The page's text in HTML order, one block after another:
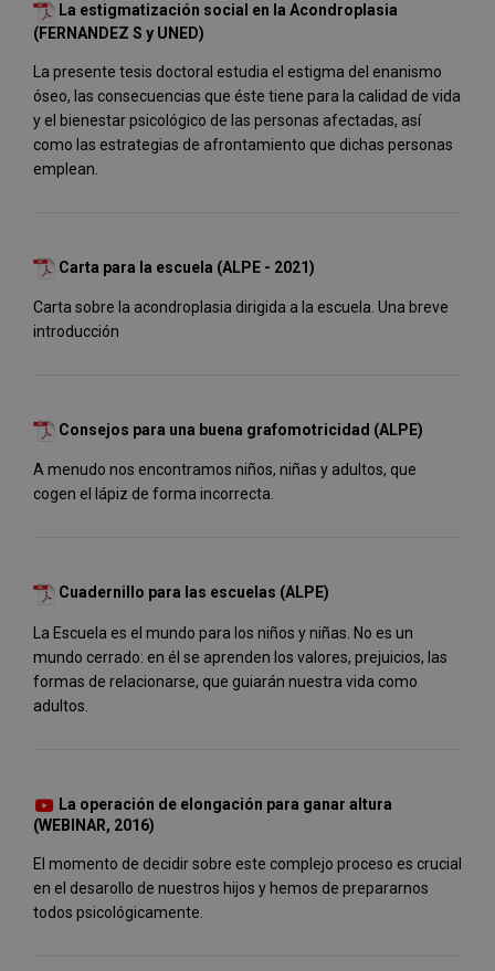
La estigmatización social en la Acondroplasia
(FERNANDEZ S y UNED)
La presente tesis doctoral estudia el estigma del enanismo
óseo, las consecuencias que éste tiene para la calidad de vida
y el bienestar psicológico de las personas afectadas, así
como las estrategias de afrontamiento que dichas personas
emplean.
Carta para la escuela (ALPE - 2021)
Carta sobre la acondroplasia dirigida a la escuela. Una breve
introducción
Consejos para una buena grafomotricidad (ALPE)
A menudo nos encontramos niños, niñas y adultos, que
cogen el lápiz de forma incorrecta.
Cuadernillo para las escuelas (ALPE)
La Escuela es el mundo para los niños y niñas. No es un
mundo cerrado: en él se aprenden los valores, prejuicios, las
formas de relacionarse, que guiarán nuestra vida como
adultos.
La operación de elongación para ganar altura
(WEBINAR, 2016)
El momento de decidir sobre este complejo proceso es crucial
en el desarollo de nuestros hijos y hemos de prepararnos
todos psicológicamente.